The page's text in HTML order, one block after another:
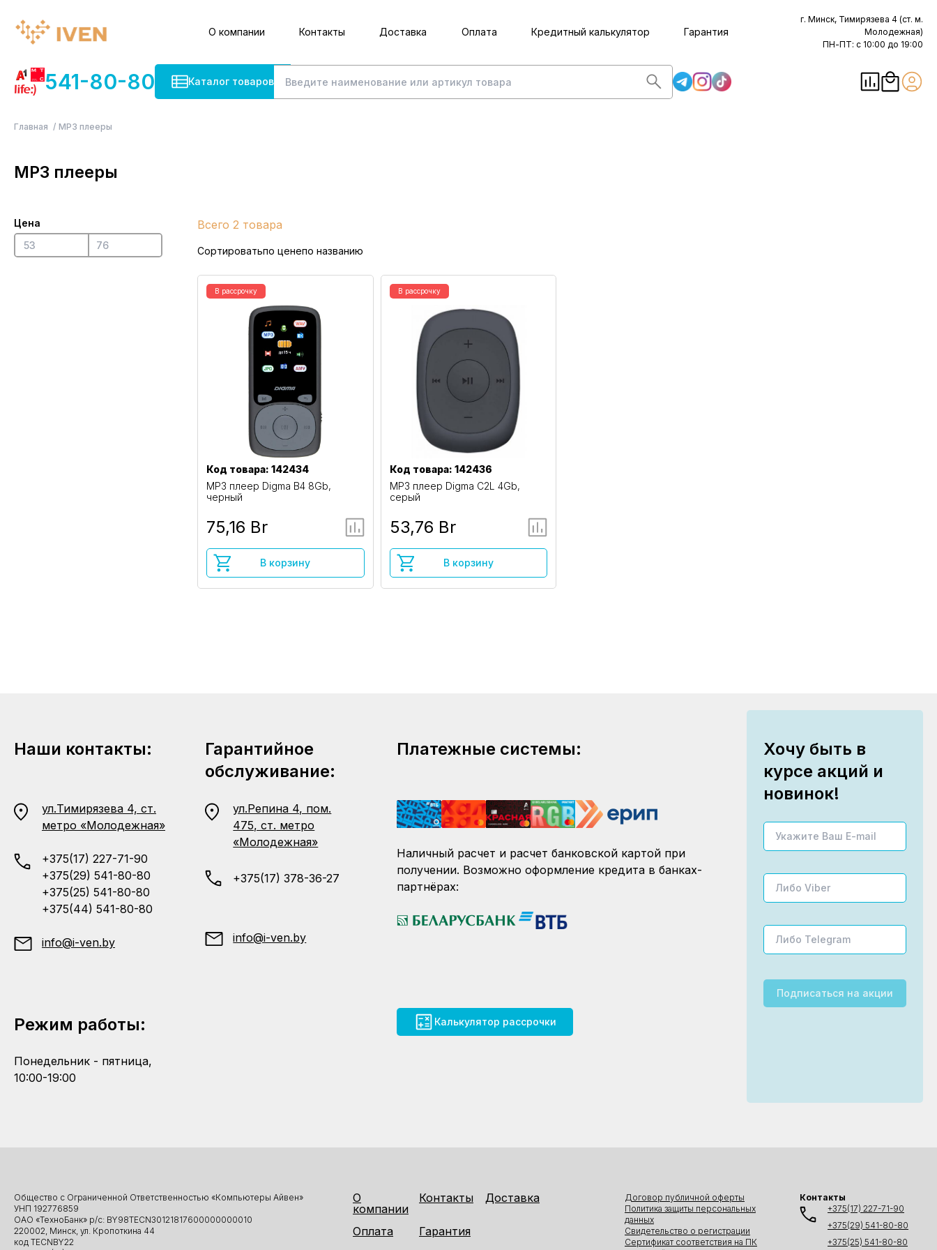
О компании Контакты Доставка Оплата Кредитный калькулятор Гарантия
г. Минск, Тимирязева 4 (ст. м.
Молодежная)
ПН-ПТ: с 10:00 до 19:00
541-80-80 Каталог товаров
Главная MP3 плееры
MP3 плееры
Цена Всего 2 товара
Сортироватьпо ценепо названию
В рассрочку
Код товара: 142434
MP3 плеер Digma B4 8Gb,
черный
75,16 Br
В корзину
В рассрочку
Код товара: 142436
MP3 плеер Digma C2L 4Gb,
серый
53,76 Br
В корзину
Наши контакты:
ул.Тимирязева 4, ст.
метро «Молодежная»
+375(17) 227-71-90
+375(29) 541-80-80
+375(25) 541-80-80
+375(44) 541-80-80
info@i-ven.by
Гарантийное
обслуживание:
ул.Репина 4, пом.
475, ст. метро
«Молодежная»
+375(17) 378-36-27
info@i-ven.by
Платежные системы:
Наличный расчет и расчет банковской картой при
получении. Возможно оформление кредита в банках-
партнёрах:
Режим работы:
Понедельник - пятница,
10:00-19:00
Калькулятор рассрочки
Хочу быть в
курсе акций и
новинок!
Подписаться на акции
Общество с Ограниченной Ответственностью «Компьютеры Айвен»
УНП 192776859
ОАО «ТехноБанк» р/с: BY98TECN30121817600000000010
220002, Минск, ул. Кропоткина 44
код TECNBY22
О
компании
Контакты Доставка
Оплата Гарантия
Договор публичной оферты
Политика защиты персональных
данных
Свидетельство о регистрации
Сертификат соответствия на ПК
Контакты
+375(17) 227-71-90
+375(29) 541-80-80
+375(25) 541-80-80